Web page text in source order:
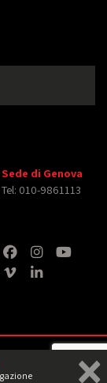
Sede di Genova
Tel: 010-9861113
i diritti relativi ad
Note legali